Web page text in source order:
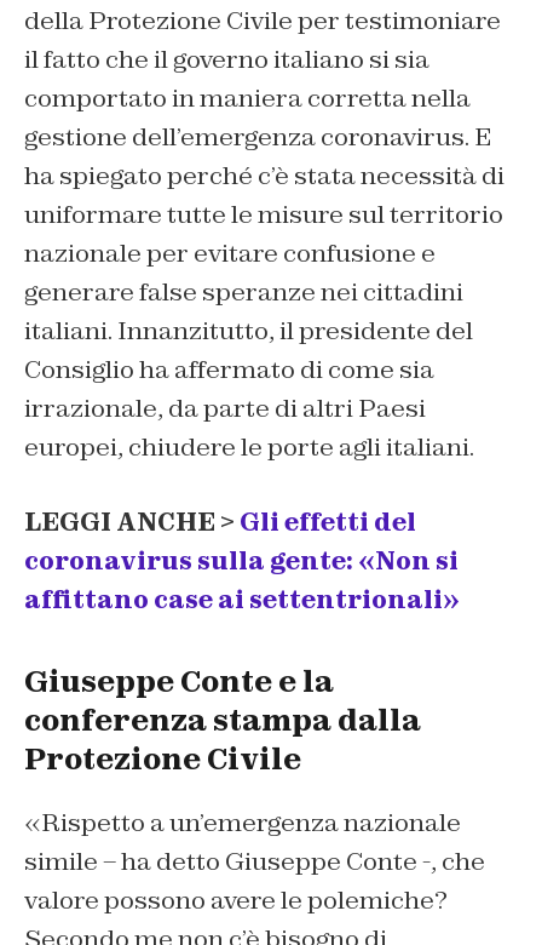
della Protezione Civile per testimoniare
il fatto che il governo italiano si sia
comportato in maniera corretta nella
gestione dell’emergenza coronavirus. E
ha spiegato perché c’è stata necessità di
uniformare tutte le misure sul territorio
nazionale per evitare confusione e
generare false speranze nei cittadini
italiani. Innanzitutto, il presidente del
Consiglio ha affermato di come sia
irrazionale, da parte di altri Paesi
europei, chiudere le porte agli italiani.
LEGGI ANCHE > Gli effetti del
coronavirus sulla gente: «Non si
affittano case ai settentrionali»
Giuseppe Conte e la
conferenza stampa dalla
Protezione Civile
«Rispetto a un’emergenza nazionale
simile – ha detto Giuseppe Conte -, che
valore possono avere le polemiche?